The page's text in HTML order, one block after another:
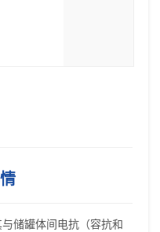
储罐体间电抗（容抗和